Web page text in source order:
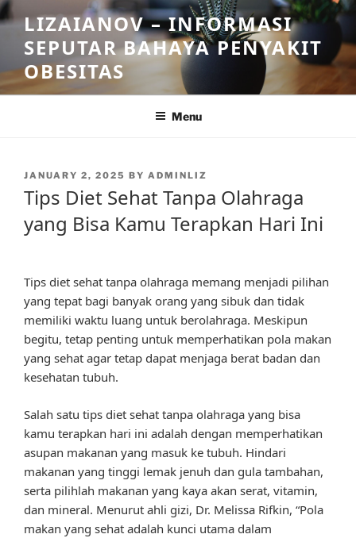
Skip
to
content
LIZAIANOV – INFORMASI
SEPUTAR BAHAYA PENYAKIT
OBESITAS
Menu
POSTED
ON
JANUARY 2, 2025 BY ADMINLIZ
Tips Diet Sehat Tanpa Olahraga
yang Bisa Kamu Terapkan Hari Ini
Tips diet sehat tanpa olahraga memang menjadi pilihan
yang tepat bagi banyak orang yang sibuk dan tidak
memiliki waktu luang untuk berolahraga. Meskipun
begitu, tetap penting untuk memperhatikan pola makan
yang sehat agar tetap dapat menjaga berat badan dan
kesehatan tubuh.
Salah satu tips diet sehat tanpa olahraga yang bisa
kamu terapkan hari ini adalah dengan memperhatikan
asupan makanan yang masuk ke tubuh. Hindari
makanan yang tinggi lemak jenuh dan gula tambahan,
serta pilihlah makanan yang kaya akan serat, vitamin,
dan mineral. Menurut ahli gizi, Dr. Melissa Rifkin, “Pola
makan yang sehat adalah kunci utama dalam